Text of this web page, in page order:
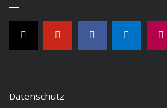
Datenschutz